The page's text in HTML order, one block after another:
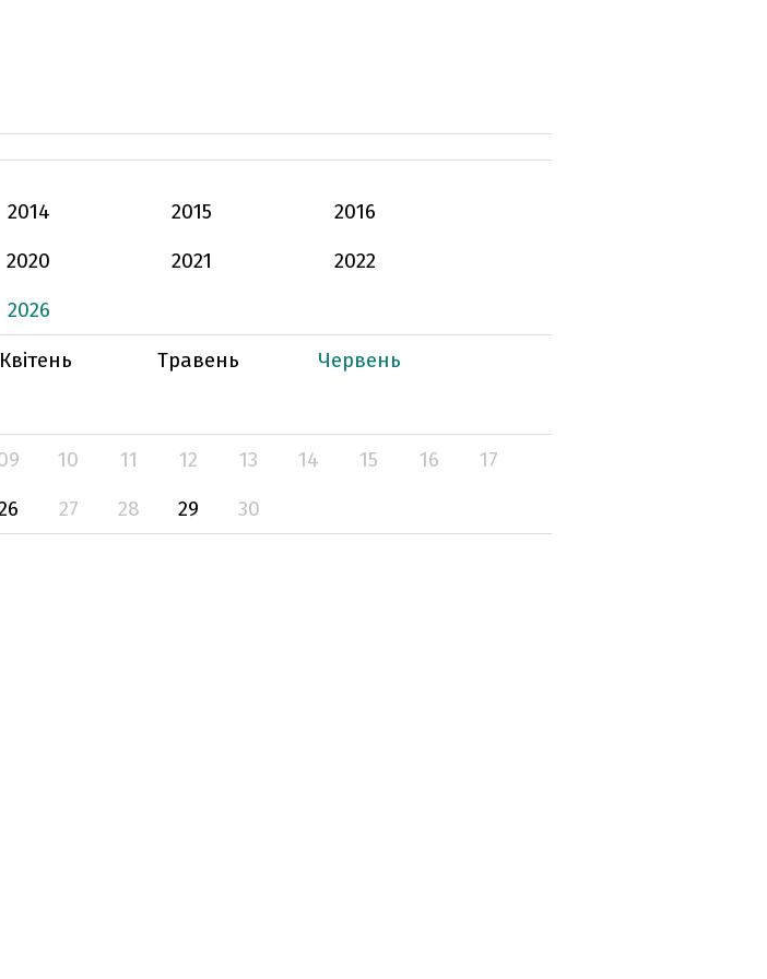
2014 2015
2016
2020 2021
2022
2026
Квітень Травень
Червень
10 11 12 13 14 15 16
17
27 28 29 30